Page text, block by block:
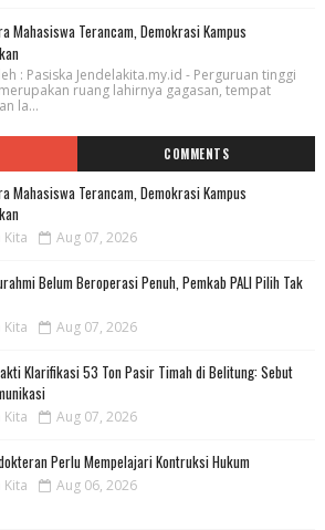
Mahasiswa Terancam, Demokrasi Kampus
: Pasiska Jendelakita.my.id - Perguruan tinggi
ruang lahirnya gagasan, tempat
la...
COMMENTS
Mahasiswa Terancam, Demokrasi Kampus
Kita Aug 07, 2026
Belum Beroperasi Penuh, Pemkab PALI Pilih Tak
Kita Aug 07, 2026
Klarifikasi 53 Ton Pasir Timah di Belitung: Sebut
Kita Aug 07, 2026
Perlu Mempelajari Kontruksi Hukum
Kita Aug 06, 2026